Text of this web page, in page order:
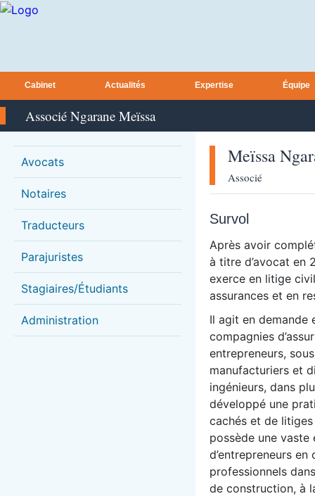
Cabinet Actualités Expertise Équipe
Associé Ngarane Meïssa
Avocats
Notaires
Traducteurs
Parajuristes
Stagiaires/Étudiants
Administration
Meïssa
Associé
Survol
Après avoir
à titre d’avocat en
exerce en litige
assurances et en
Il agit en demande
compagnies
entrepreneurs,
manufacturiers et
ingénieurs, dans
développé une
cachés et de
possède une
d’entrepreneurs
professionnels
de construction, à